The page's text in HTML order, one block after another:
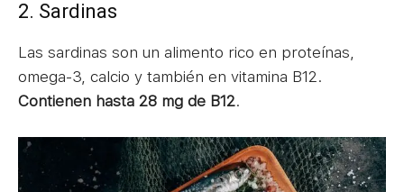
2. Sardinas
Las sardinas son un alimento rico en proteínas,
omega-3, calcio y también en vitamina B12.
Contienen hasta 28 mg de B12.